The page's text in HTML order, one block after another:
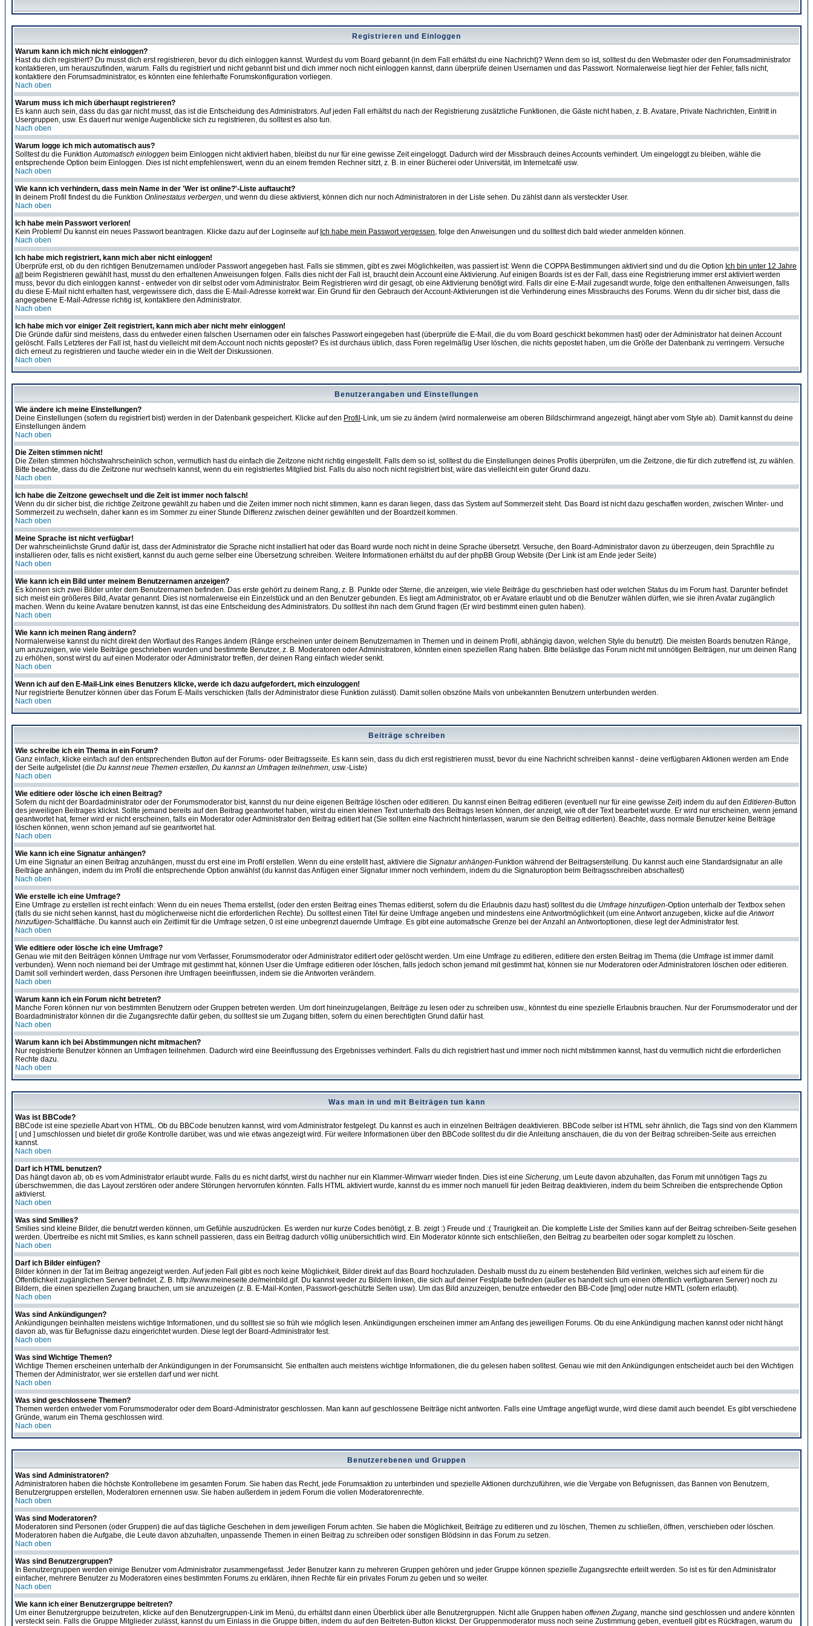
Registrieren und Einloggen
Warum kann ich mich nicht einloggen?
Hast du dich registriert? Du musst dich erst registrieren, bevor du dich einloggen kannst. Wurdest du vom Board gebannt (in dem Fall erhältst du eine Nachricht)? Wenn dem so ist, solltest du den Webmaster oder den Forumsadministrator
kontaktieren, um herauszufinden, warum. Falls du registriert und nicht gebannt bist und dich immer noch nicht einloggen kannst, dann überprüfe deinen Usernamen und das Passwort. Normalerweise liegt hier der Fehler, falls nicht,
kontaktiere den Forumsadministrator, es könnten eine fehlerhafte Forumskonfiguration vorliegen.
Nach oben
Warum muss ich mich überhaupt registrieren?
Es kann auch sein, dass du das gar nicht musst, das ist die Entscheidung des Administrators. Auf jeden Fall erhältst du nach der Registrierung zusätzliche Funktionen, die Gäste nicht haben, z. B. Avatare, Private Nachrichten, Eintritt in
Usergruppen, usw. Es dauert nur wenige Augenblicke sich zu registrieren, du solltest es also tun.
Nach oben
Warum logge ich mich automatisch aus?
Solltest du die FunktionAutomatisch einloggen beim Einloggen nicht aktiviert haben, bleibst du nur für eine gewisse Zeit eingeloggt. Dadurch wird der Missbrauch deines Accounts verhindert. Um eingeloggt zu bleiben, wähle die
entsprechende Option beim Einloggen. Dies ist nicht empfehlenswert, wenn du an einem fremden Rechner sitzt, z. B. in einer Bücherei oder Universität, im Internetcafé usw.
Nach oben
Wie kann ich verhindern, dass mein Name in der 'Wer ist online?'-Liste auftaucht?
In deinem Profil findest du die Funktion Onlinestatus verbergen, und wenn du diese aktivierst, können dich nur noch Administratoren in der Liste sehen. Du zählst dann als versteckter User.
Nach oben
Ich habe mein Passwort verloren!
Kein Problem! Du kannst ein neues Passwort beantragen. Klicke dazu auf der Loginseite auf Ich habe mein Passwort vergessen, folge den Anweisungen und du solltest dich bald wieder anmelden können.
Nach oben
Ich habe mich registriert, kann mich aber nicht einloggen!
Überprüfe erst, ob du den richtigen Benutzernamen und/oder Passwort angegeben hast. Falls sie stimmen, gibt es zwei Möglichkeiten, was passiert ist: Wenn die COPPA Bestimmungen aktiviert sind und du die Option Ich bin unter 12 Jahre
altbeim Registrieren gewählt hast, musst du den erhaltenen Anweisungen folgen. Falls dies nicht der Fall ist, braucht dein Account eine Aktivierung. Auf einigen Boards ist es der Fall, dass eine Registrierung immer erst aktiviert werden
muss, bevor du dich einloggen kannst - entweder von dir selbst oder vom Administrator. Beim Registrieren wird dir gesagt, ob eine Aktivierung benötigt wird. Falls dir eine E-Mail zugesandt wurde, folge den enthaltenen Anweisungen, falls
du diese E-Mail nicht erhalten hast, vergewissere dich, dass die E-Mail-Adresse korrekt war. Ein Grund für den Gebrauch der Account-Aktivierungen ist die Verhinderung eines Missbrauchs des Forums. Wenn du dir sicher bist, dass die
angegebene E-Mail-Adresse richtig ist, kontaktiere den Administrator.
Nach oben
Ich habe mich vor einiger Zeit registriert, kann mich aber nicht mehr einloggen!
Die Gründe dafür sind meistens, dass du entweder einen falschen Usernamen oder ein falsches Passwort eingegeben hast (überprüfe die E-Mail, die du vom Board geschickt bekommen hast) oder der Administrator hat deinen Account
gelöscht. Falls Letzteres der Fall ist, hast du vielleicht mit dem Account noch nichts gepostet? Es ist durchaus üblich, dass Foren regelmäßig User löschen, die nichts gepostet haben, um die Größe der Datenbank zu verringern. Versuche
dich erneut zu registrieren und tauche wieder ein in die Welt der Diskussionen.
Nach oben
Benutzerangaben und Einstellungen
Wie ändere ich meine Einstellungen?
Deine Einstellungen (sofern du registriert bist) werden in der Datenbank gespeichert. Klicke auf den Profil -Link, um sie zu ändern (wird normalerweise am oberen Bildschirmrand angezeigt, hängt aber vom Style ab). Damit kannst du deine
Einstellungen ändern
Nach oben
Die Zeiten stimmen nicht!
Die Zeiten stimmen höchstwahrscheinlich schon, vermutlich hast du einfach die Zeitzone nicht richtig eingestellt. Falls dem so ist, solltest du die Einstellungen deines Profils überprüfen, um die Zeitzone, die für dich zutreffend ist, zu wählen.
Bitte beachte, dass du die Zeitzone nur wechseln kannst, wenn du ein registriertes Mitglied bist. Falls du also noch nicht registriert bist, wäre das vielleicht ein guter Grund dazu.
Nach oben
Ich habe die Zeitzone gewechselt und die Zeit ist immer noch falsch!
Wenn du dir sicher bist, die richtige Zeitzone gewählt zu haben und die Zeiten immer noch nicht stimmen, kann es daran liegen, dass das System auf Sommerzeit steht. Das Board ist nicht dazu geschaffen worden, zwischen Winter- und
Sommerzeit zu wechseln, daher kann es im Sommer zu einer Stunde Differenz zwischen deiner gewählten und der Boardzeit kommen.
Nach oben
Meine Sprache ist nicht verfügbar!
Der wahrscheinlichste Grund dafür ist, dass der Administrator die Sprache nicht installiert hat oder das Board wurde noch nicht in deine Sprache übersetzt. Versuche, den Board-Administrator davon zu überzeugen, dein Sprachfile zu
installieren oder, falls es nicht existiert, kannst du auch gerne selber eine Übersetzung schreiben. Weitere Informationen erhältst du auf der phpBB Group Website (Der Link ist am Ende jeder Seite)
Nach oben
Wie kann ich ein Bild unter meinem Benutzernamen anzeigen?
Es können sich zwei Bilder unter dem Benutzernamen befinden. Das erste gehört zu deinem Rang, z. B. Punkte oder Sterne, die anzeigen, wie viele Beiträge du geschrieben hast oder welchen Status du im Forum hast. Darunter befindet
sich meist ein größeres Bild, Avatar genannt. Dies ist normalerweise ein Einzelstück und an den Benutzer gebunden. Es liegt am Administrator, ob er Avatare erlaubt und ob die Benutzer wählen dürfen, wie sie ihren Avatar zugänglich
machen. Wenn du keine Avatare benutzen kannst, ist das eine Entscheidung des Administrators. Du solltest ihn nach dem Grund fragen (Er wird bestimmt einen guten haben).
Nach oben
Wie kann ich meinen Rang ändern?
Normalerweise kannst du nicht direkt den Wortlaut des Ranges ändern (Ränge erscheinen unter deinem Benutzernamen in Themen und in deinem Profil, abhängig davon, welchen Style du benutzt). Die meisten Boards benutzen Ränge,
um anzuzeigen, wie viele Beiträge geschrieben wurden und bestimmte Benutzer, z. B. Moderatoren oder Administratoren, könnten einen speziellen Rang haben. Bitte belästige das Forum nicht mit unnötigen Beiträgen, nur um deinen Rang
zu erhöhen, sonst wirst du auf einen Moderator oder Administrator treffen, der deinen Rang einfach wieder senkt.
Nach oben
Wenn ich auf den E-Mail-Link eines Benutzers klicke, werde ich dazu aufgefordert, mich einzuloggen!
Nur registrierte Benutzer können über das Forum E-Mails verschicken (falls der Administrator diese Funktion zulässt). Damit sollen obszöne Mails von unbekannten Benutzern unterbunden werden.
Nach oben
Beiträge schreiben
Wie schreibe ich ein Thema in ein Forum?
Ganz einfach, klicke einfach auf den entsprechenden Button auf der Forums- oder Beitragsseite. Es kann sein, dass du dich erst registrieren musst, bevor du eine Nachricht schreiben kannst - deine verfügbaren Aktionen werden am Ende
der Seite aufgelistet (die Du kannst neue Themen erstellen, Du kannst an Umfragen teilnehmen, usw.-Liste)
Nach oben
Wie editiere oder lösche ich einen Beitrag?
Sofern du nicht der Boardadministrator oder der Forumsmoderator bist, kannst du nur deine eigenen Beiträge löschen oder editieren. Du kannst einen Beitrag editieren (eventuell nur für eine gewisse Zeit) indem du auf den Editieren-Button
des jeweiligen Beitrages klickst. Sollte jemand bereits auf den Beitrag geantwortet haben, wirst du einen kleinen Text unterhalb des Beitrags lesen können, der anzeigt, wie oft der Text bearbeitet wurde. Er wird nur erscheinen, wenn jemand
geantwortet hat, ferner wird er nicht erscheinen, falls ein Moderator oder Administrator den Beitrag editiert hat (Sie sollten eine Nachricht hinterlassen, warum sie den Beitrag editierten). Beachte, dass normale Benutzer keine Beiträge
löschen können, wenn schon jemand auf sie geantwortet hat.
Nach oben
Wie kann ich eine Signatur anhängen?
Um eine Signatur an einen Beitrag anzuhängen, musst du erst eine im Profil erstellen. Wenn du eine erstellt hast, aktiviere die Signatur anhängen-Funktion während der Beitragserstellung. Du kannst auch eine Standardsignatur an alle
Beiträge anhängen, indem du im Profil die entsprechende Option anwählst (du kannst das Anfügen einer Signatur immer noch verhindern, indem du die Signaturoption beim Beitragsschreiben abschaltest)
Nach oben
Wie erstelle ich eine Umfrage?
Eine Umfrage zu erstellen ist recht einfach: Wenn du ein neues Thema erstellst, (oder den ersten Beitrag eines Themas editierst, sofern du die Erlaubnis dazu hast) solltest du die Umfrage hinzufügen-Option unterhalb der Textbox sehen
(falls du sie nicht sehen kannst, hast du möglicherweise nicht die erforderlichen Rechte). Du solltest einen Titel für deine Umfrage angeben und mindestens eine Antwortmöglichkeit (um eine Antwort anzugeben, klicke auf dieAntwort
hinzufügen-Schaltfläche. Du kannst auch ein Zeitlimit für die Umfrage setzen, 0 ist eine unbegrenzt dauernde Umfrage. Es gibt eine automatische Grenze bei der Anzahl an Antwortoptionen, diese legt der Administrator fest.
Nach oben
Wie editiere oder lösche ich eine Umfrage?
Genau wie mit den Beiträgen können Umfrage nur vom Verfasser, Forumsmoderator oder Administrator editiert oder gelöscht werden. Um eine Umfrage zu editieren, editiere den ersten Beitrag im Thema (die Umfrage ist immer damit
verbunden). Wenn noch niemand bei der Umfrage mit gestimmt hat, können User die Umfrage editieren oder löschen, falls jedoch schon jemand mit gestimmt hat, können sie nur Moderatoren oder Administratoren löschen oder editieren.
Damit soll verhindert werden, dass Personen ihre Umfragen beeinflussen, indem sie die Antworten verändern.
Nach oben
Warum kann ich ein Forum nicht betreten?
Manche Foren können nur von bestimmten Benutzern oder Gruppen betreten werden. Um dort hineinzugelangen, Beiträge zu lesen oder zu schreiben usw., könntest du eine spezielle Erlaubnis brauchen. Nur der Forumsmoderator und der
Boardadministrator können dir die Zugangsrechte dafür geben, du solltest sie um Zugang bitten, sofern du einen berechtigten Grund dafür hast.
Nach oben
Warum kann ich bei Abstimmungen nicht mitmachen?
Nur registrierte Benutzer können an Umfragen teilnehmen. Dadurch wird eine Beeinflussung des Ergebnisses verhindert. Falls du dich registriert hast und immer noch nicht mitstimmen kannst, hast du vermutlich nicht die erforderlichen
Rechte dazu.
Nach oben
Was man in und mit Beiträgen tun kann
Was ist BBCode?
BBCode ist eine spezielle Abart von HTML. Ob du BBCode benutzen kannst, wird vom Administrator festgelegt. Du kannst es auch in einzelnen Beiträgen deaktivieren. BBCode selber ist HTML sehr ähnlich, die Tags sind von den Klammern
[ und ] umschlossen und bietet dir große Kontrolle darüber, was und wie etwas angezeigt wird. Für weitere Informationen über den BBCode solltest du dir die Anleitung anschauen, die du von der Beitrag schreiben-Seite aus erreichen
kannst.
Nach oben
Darf ich HTML benutzen?
Das hängt davon ab, ob es vom Administrator erlaubt wurde. Falls du es nicht darfst, wirst du nachher nur ein Klammer-Wirrwarr wieder finden. Dies ist eine Sicherung, um Leute davon abzuhalten, das Forum mit unnötigen Tags zu
überschwemmen, die das Layout zerstören oder andere Störungen hervorrufen könnten. Falls HTML aktiviert wurde, kannst du es immer noch manuell für jeden Beitrag deaktivieren, indem du beim Schreiben die entsprechende Option
aktivierst.
Nach oben
Was sind Smilies?
Smilies sind kleine Bilder, die benutzt werden können, um Gefühle auszudrücken. Es werden nur kurze Codes benötigt, z. B. zeigt :) Freude und :( Traurigkeit an. Die komplette Liste der Smilies kann auf der Beitrag schreiben-Seite gesehen
werden. Übertreibe es nicht mit Smilies, es kann schnell passieren, dass ein Beitrag dadurch völlig unübersichtlich wird. Ein Moderator könnte sich entschließen, den Beitrag zu bearbeiten oder sogar komplett zu löschen.
Nach oben
Darf ich Bilder einfügen?
Bilder können in der Tat im Beitrag angezeigt werden. Auf jeden Fall gibt es noch keine Möglichkeit, Bilder direkt auf das Board hochzuladen. Deshalb musst du zu einem bestehenden Bild verlinken, welches sich auf einem für die
Öffentlichkeit zugänglichen Server befindet. Z. B. http://www.meineseite.de/meinbild.gif. Du kannst weder zu Bildern linken, die sich auf deiner Festplatte befinden (außer es handelt sich um einen öffentlich verfügbaren Server) noch zu
Bildern, die einen speziellen Zugang brauchen, um sie anzuzeigen (z. B. E-Mail-Konten, Passwort-geschützte Seiten usw). Um das Bild anzuzeigen, benutze entweder den BB-Code [img] oder nutze HMTL (sofern erlaubt).
Nach oben
Was sind Ankündigungen?
Ankündigungen beinhalten meistens wichtige Informationen, und du solltest sie so früh wie möglich lesen. Ankündigungen erscheinen immer am Anfang des jeweiligen Forums. Ob du eine Ankündigung machen kannst oder nicht hängt
davon ab, was für Befugnisse dazu eingerichtet wurden. Diese legt der Board-Administrator fest.
Nach oben
Was sind Wichtige Themen?
Wichtige Themen erscheinen unterhalb der Ankündigungen in der Forumsansicht. Sie enthalten auch meistens wichtige Informationen, die du gelesen haben solltest. Genau wie mit den Ankündigungen entscheidet auch bei den Wichtigen
Themen der Administrator, wer sie erstellen darf und wer nicht.
Nach oben
Was sind geschlossene Themen?
Themen werden entweder vom Forumsmoderator oder dem Board-Administrator geschlossen. Man kann auf geschlossene Beiträge nicht antworten. Falls eine Umfrage angefügt wurde, wird diese damit auch beendet. Es gibt verschiedene
Gründe, warum ein Thema geschlossen wird.
Nach oben
Benutzerebenen und Gruppen
Was sind Administratoren?
Administratoren haben die höchste Kontrollebene im gesamten Forum. Sie haben das Recht, jede Forumsaktion zu unterbinden und spezielle Aktionen durchzuführen, wie die Vergabe von Befugnissen, das Bannen von Benutzern,
Benutzergruppen erstellen, Moderatoren ernennen usw. Sie haben außerdem in jedem Forum die vollen Moderatorenrechte.
Nach oben
Was sind Moderatoren?
Moderatoren sind Personen (oder Gruppen) die auf das tägliche Geschehen in dem jeweiligen Forum achten. Sie haben die Möglichkeit, Beiträge zu editieren und zu löschen, Themen zu schließen, öffnen, verschieben oder löschen.
Moderatoren haben die Aufgabe, die Leute davon abzuhalten, unpassende Themen in einen Beitrag zu schreiben oder sonstigen Blödsinn in das Forum zu setzen.
Nach oben
Was sind Benutzergruppen?
In Benutzergruppen werden einige Benutzer vom Administrator zusammengefasst. Jeder Benutzer kann zu mehreren Gruppen gehören und jeder Gruppe können spezielle Zugangsrechte erteilt werden. So ist es für den Administrator
einfacher, mehrere Benutzer zu Moderatoren eines bestimmten Forums zu erklären, ihnen Rechte für ein privates Forum zu geben und so weiter.
Nach oben
Wie kann ich einer Benutzergruppe beitreten?
Um einer Benutzergruppe beizutreten, klicke auf den Benutzergruppen-Link im Menü, du erhältst dann einen Überblick über alle Benutzergruppen. Nicht alle Gruppen haben offenen Zugang, manche sind geschlossen und andere könnten
versteckt sein. Falls die Gruppe Mitglieder zulässt, kannst du um Einlass in die Gruppe bitten, indem du auf den Beitreten-Button klickst. Der Gruppenmoderator muss noch seine Zustimmung geben, eventuell gibt es Rückfragen, warum du